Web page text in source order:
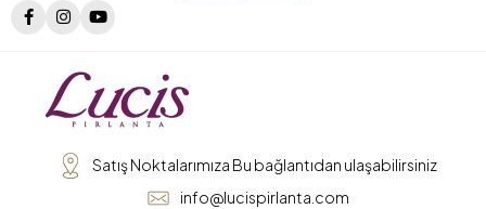
Satış Noktalarımıza Bu bağlantıdan ulaşabilirsiniz
info@lucispirlanta.com